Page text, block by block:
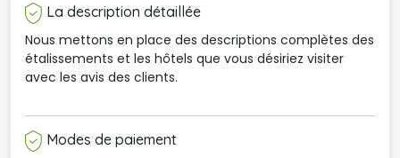
La description détaillée
Nous mettons en place des descriptions complètes des
étalissements et les hôtels que vous désiriez visiter
avec les avis des clients.
Modes de paiement